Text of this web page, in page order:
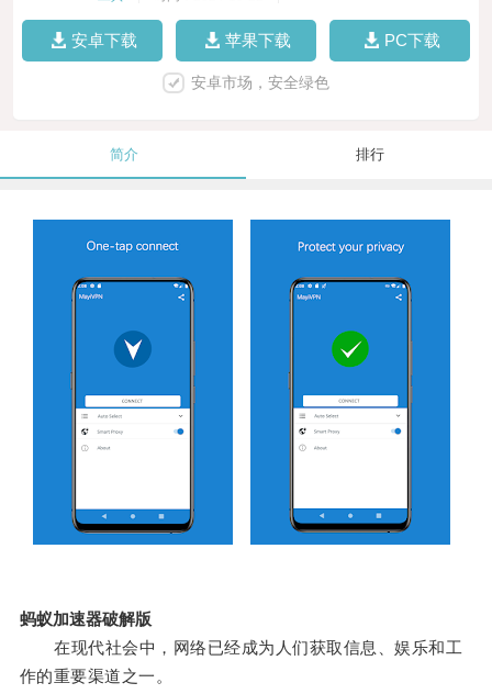
安卓下载 苹果下载 PC下载
安卓市场，安全绿色
简介 排行
蚂蚁加速器破解版
在现代社会中，网络已经成为人们获取信息、娱乐和工
作的重要渠道之一。